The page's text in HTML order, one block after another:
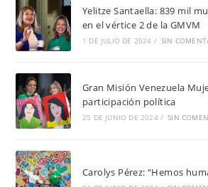
Yelitze Santaella: 839 mil
en el vértice 2 de la GMVM
1 DE JULIO DE 2024 / SIN
Gran Misión Venezuela
participación política
25 DE JUNIO DE 2024 / SIN
Carolys Pérez: “Hemos